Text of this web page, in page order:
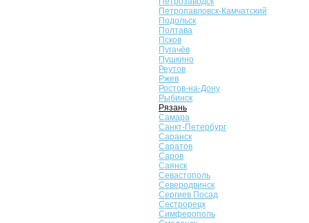
Петропавловск-Камчатский
Подольск
Полтава
Псков
Пугачёв
Пушкино
Реутов
Ржев
Ростов-на-Дону
Рыбинск
Рязань
Самара
Санкт-Петербург
Саранск
Саратов
Саров
Саянск
Севастополь
Северодвинск
Сергиев Посад
Сестрорецк
Симферополь